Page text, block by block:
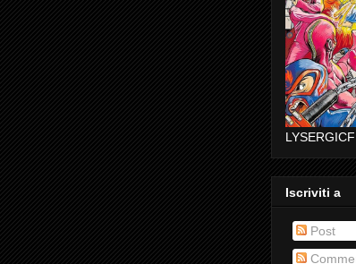
Iscriviti a
Post